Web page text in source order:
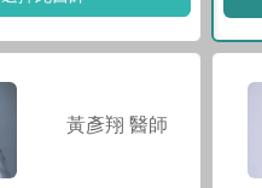
黃彥翔 醫師